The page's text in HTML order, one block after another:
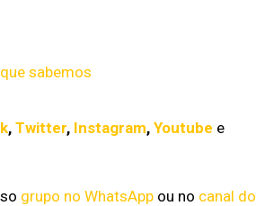
sabemos
, Twitter, Instagram, Youtube e
grupo no WhatsApp ou no canal do